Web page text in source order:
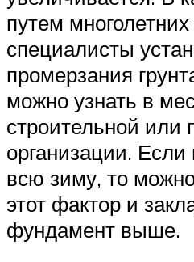
путем
специалисты
промерзания
можно узнать в
строительной или
организации.
всю зиму, то
этот фактор и
фундамент выше.